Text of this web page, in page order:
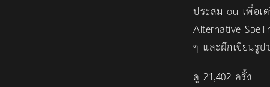
ประสม ou เพื่อเ
Alternative
ๆ และฝึกเขียนรูป
ดู 21,402 ครั้ง